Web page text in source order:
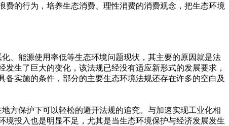
的行为，培养生态消费、理性消费的消费观念，把生态环境
、能源使用率低等生态环境问题现状，其主要的原因就是法
生了巨大的变化，该法规已经没有适应新形式的发展要求，
实施的条件，部分的主要生态环境法规还存在许多的空白及
方保护下可以轻松的避开法规的追究。与加速实现工业化相
投入也是明显不足，尤其是当生态环境保护与经济发展发生